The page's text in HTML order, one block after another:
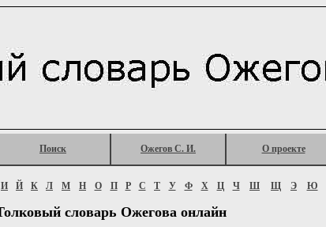
Поиск Ожегов С. И. О проекте
И Й К Л М Н О П Р С Т У Ф Х Ц Ч Ш Щ Э Ю
словарь Ожегова онлайн